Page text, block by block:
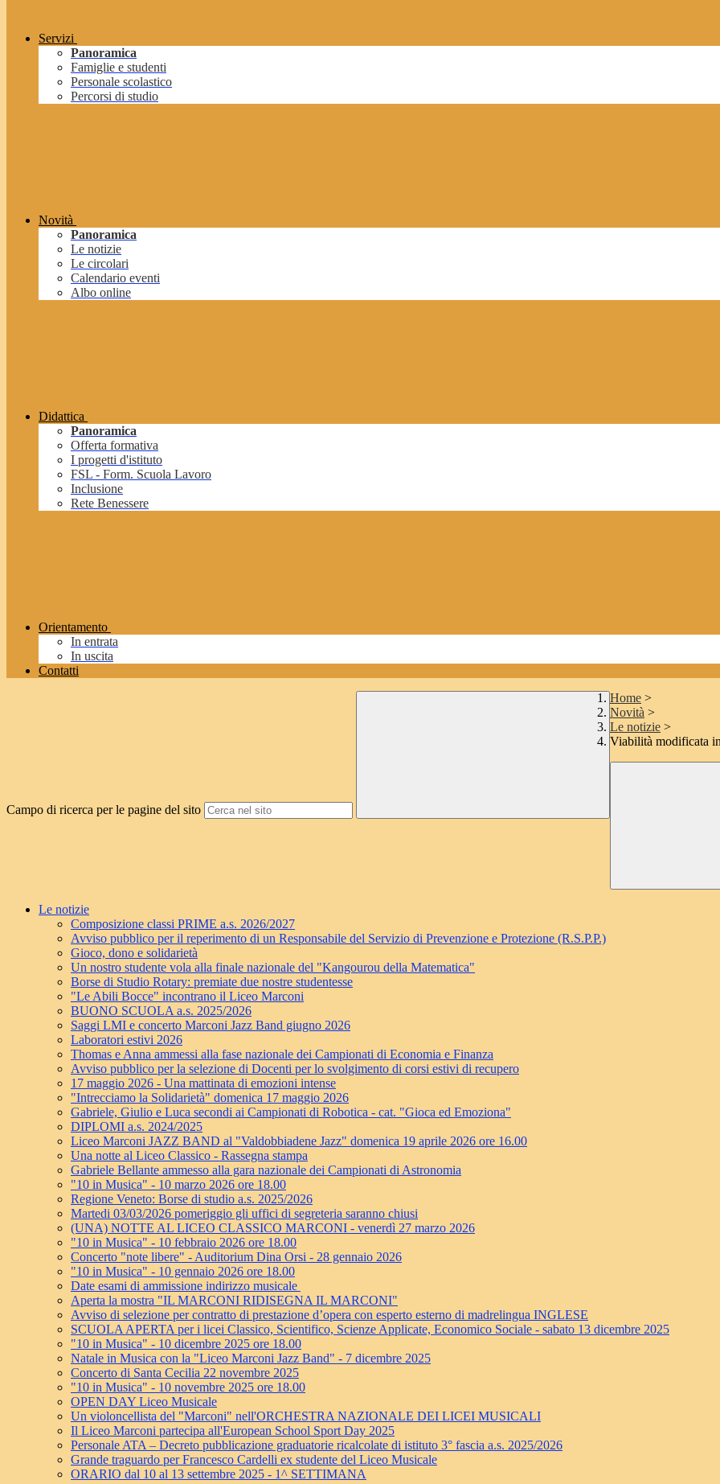
Servizi
Panoramica
Famiglie e studenti
Personale scolastico
Percorsi di studio
Novità
Panoramica
Le notizie
Le circolari
Calendario eventi
Albo online
Didattica
Panoramica
Offerta formativa
I progetti d'istituto
FSL - Form. Scuola Lavoro
Inclusione
Rete Benessere
Orientamento
In entrata
In uscita
Contatti
Campo di ricerca per le pagine del sito
Home >
Novità >
Le notizie >
Viabilità modificata
Le notizie
Composizione classi PRIME a.s. 2026/2027
Avviso pubblico per il reperimento di un Responsabile del Servizio di Prevenzione e Protezione (R.S.P.P.)
Gioco, dono e solidarietà
Un nostro studente vola alla finale nazionale del "Kangourou della Matematica"
Borse di Studio Rotary: premiate due nostre studentesse
"Le Abili Bocce" incontrano il Liceo Marconi
BUONO SCUOLA a.s. 2025/2026
Saggi LMI e concerto Marconi Jazz Band giugno 2026
Laboratori estivi 2026
Thomas e Anna ammessi alla fase nazionale dei Campionati di Economia e Finanza
Avviso pubblico per la selezione di Docenti per lo svolgimento di corsi estivi di recupero
17 maggio 2026 - Una mattinata di emozioni intense
"Intrecciamo la Solidarietà" domenica 17 maggio 2026
Gabriele, Giulio e Luca secondi ai Campionati di Robotica - cat. "Gioca ed Emoziona"
DIPLOMI a.s. 2024/2025
Liceo Marconi JAZZ BAND al "Valdobbiadene Jazz" domenica 19 aprile 2026 ore 16.00
Una notte al Liceo Classico - Rassegna stampa
Gabriele Bellante ammesso alla gara nazionale dei Campionati di Astronomia
"10 in Musica" - 10 marzo 2026 ore 18.00
Regione Veneto: Borse di studio a.s. 2025/2026
Martedi 03/03/2026 pomeriggio gli uffici di segreteria saranno chiusi
(UNA) NOTTE AL LICEO CLASSICO MARCONI - venerdì 27 marzo 2026
"10 in Musica" - 10 febbraio 2026 ore 18.00
Concerto "note libere" - Auditorium Dina Orsi - 28 gennaio 2026
"10 in Musica" - 10 gennaio 2026 ore 18.00
Date esami di ammissione indirizzo musicale
Aperta la mostra "IL MARCONI RIDISEGNA IL MARCONI"
Avviso di selezione per contratto di prestazione d’opera con esperto esterno di madrelingua INGLESE
SCUOLA APERTA per i licei Classico, Scientifico, Scienze Applicate, Economico Sociale - sabato 13 dicembre 2025
"10 in Musica" - 10 dicembre 2025 ore 18.00
Natale in Musica con la "Liceo Marconi Jazz Band" - 7 dicembre 2025
Concerto di Santa Cecilia 22 novembre 2025
"10 in Musica" - 10 novembre 2025 ore 18.00
OPEN DAY Liceo Musicale
Un violoncellista del "Marconi" nell'ORCHESTRA NAZIONALE DEI LICEI MUSICALI
Il Liceo Marconi partecipa all'European School Sport Day 2025
Personale ATA – Decreto pubblicazione graduatorie ricalcolate di istituto 3° fascia a.s. 2025/2026
Grande traguardo per Francesco Cardelli ex studente del Liceo Musicale
ORARIO dal 10 al 13 settembre 2025 - 1^ SETTIMANA